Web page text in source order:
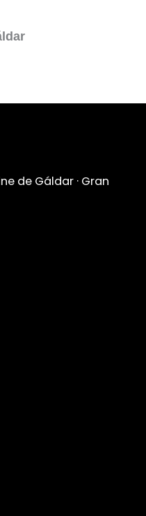
de Gáldar · Gran